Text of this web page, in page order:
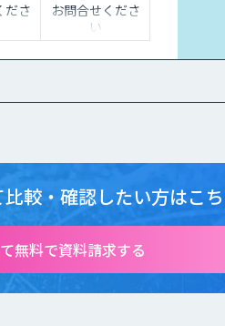
ださ
お問合せくださ
い
比較・確認したい方はこ
無料で資料請求する